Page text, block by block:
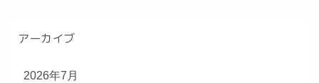
アーカイブ
2026年7月